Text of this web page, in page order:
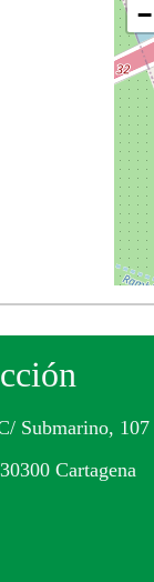
−
Submarino, 107
30300 Cartagena